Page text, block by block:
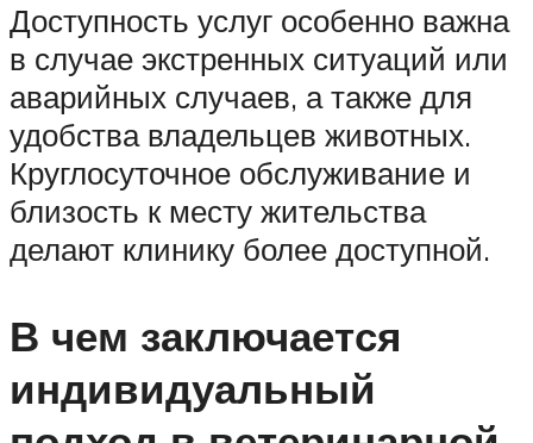
Доступность услуг особенно важна
в случае экстренных ситуаций или
аварийных случаев, а также для
удобства владельцев животных.
Круглосуточное обслуживание и
близость к месту жительства
делают клинику более доступной.
В чем заключается
индивидуальный